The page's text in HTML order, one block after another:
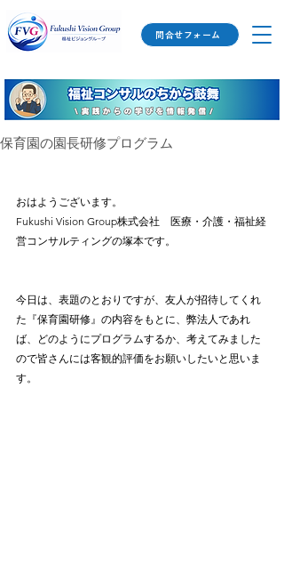
問合せフォーム
保育園の園長研修プログラム
おはようございます。
Fukushi Vision Group株式会社　医療・介護・福祉経
営コンサルティングの塚本です。
今日は、表題のとおりですが、友人が招待してくれ
た『保育園研修』の内容をもとに、弊法人であれ
ば、どのようにプログラムするか、考えてみました
ので皆さんには客観的評価をお願いしたいと思いま
す。